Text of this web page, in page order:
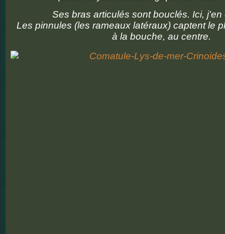
Ses bras articulés sont bouclés. Ici, j'en
Les pinnules (les rameaux latéraux) captent le
à la bouche, au centre.